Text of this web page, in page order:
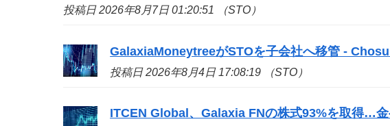
投稿日 2026年8月7日 01:20:51 （STO）
GalaxiaMoneytreeがSTOを子会社へ移管 -
投稿日 2026年8月4日 17:08:19 （STO）
ITCEN Global、Galaxia FNの株式93%を取得…